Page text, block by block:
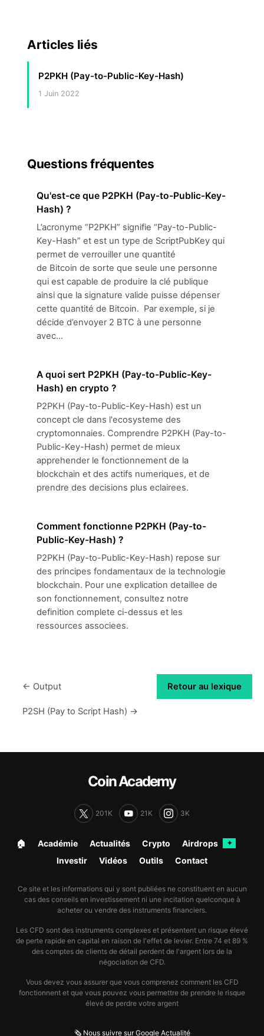
Articles liés
P2PKH (Pay-to-Public-Key-Hash)
1 Juin 2022
Questions fréquentes
Qu'est-ce que P2PKH (Pay-to-Public-Key-
Hash) ?
L’acronyme “P2PKH” signifie “Pay-to-Public-
Key-Hash” et est un type de ScriptPubKey qui
permet de verrouiller une quantité
de Bitcoin de sorte que seule une personne
qui est capable de produire la clé publique
ainsi que la signature valide puisse dépenser
cette quantité de Bitcoin. Par exemple, si je
décide d’envoyer 2 BTC à une personne
avec...
A quoi sert P2PKH (Pay-to-Public-Key-
Hash) en crypto ?
P2PKH (Pay-to-Public-Key-Hash) est un
concept cle dans l'ecosysteme des
cryptomonnaies. Comprendre P2PKH (Pay-to-
Public-Key-Hash) permet de mieux
apprehender le fonctionnement de la
blockchain et des actifs numeriques, et de
prendre des decisions plus eclairees.
Comment fonctionne P2PKH (Pay-to-
Public-Key-Hash) ?
P2PKH (Pay-to-Public-Key-Hash) repose sur
des principes fondamentaux de la technologie
blockchain. Pour une explication detaillee de
son fonctionnement, consultez notre
definition complete ci-dessus et les
ressources associees.
← Output Retour au lexique
P2SH (Pay to Script Hash) →
Coin Academy
201K 21K 3K
🏠︎ Académie Actualités Crypto Airdrops ✦
Investir Vidéos Outils Contact
Ce site et les informations qui y sont publiées ne constituent en aucun
cas des conseils en investissement ni une incitation quelconque à
acheter ou vendre des instruments financiers.
Les CFD sont des instruments complexes et présentent un risque élevé
de perte rapide en capital en raison de l'effet de levier. Entre 74 et 89 %
des comptes de clients de détail perdent de l'argent lors de la
négociation de CFD.
Vous devez vous assurer que vous comprenez comment les CFD
fonctionnent et que vous pouvez vous permettre de prendre le risque
élevé de perdre votre argent
🗞️ Nous suivre sur Google Actualité